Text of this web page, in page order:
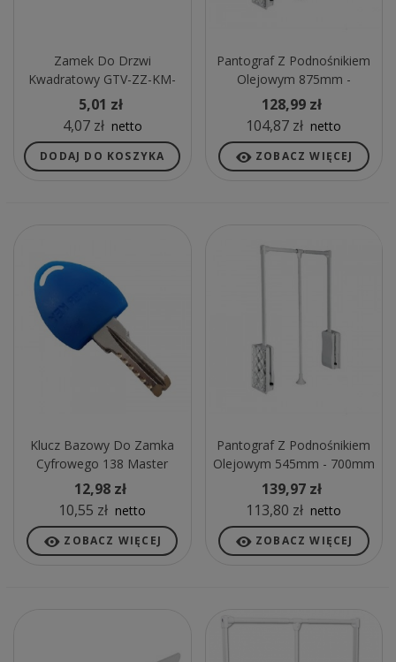
Zamek Do Drzwi
Kwadratowy GTV-ZZ-KM-
138-01
5,01 zł
4,07 zł netto
DODAJ DO KOSZYKA
Pantograf Z Podnośnikiem
Olejowym 875mm -
1200mm Stalowy Biały
128,99 zł
104,87 zł netto
ZOBACZ WIĘCEJ
Klucz Bazowy Do Zamka
Cyfrowego 138 Master
Niebieski
12,98 zł
10,55 zł netto
ZOBACZ WIĘCEJ
Pantograf Z Podnośnikiem
Olejowym 545mm - 700mm
Stalowy Biały
139,97 zł
113,80 zł netto
ZOBACZ WIĘCEJ